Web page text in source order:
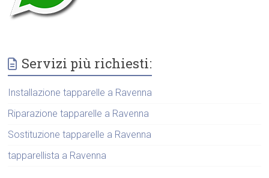
Servizi più richiesti:
Installazione tapparelle a Ravenna
Riparazione tapparelle a Ravenna
Sostituzione tapparelle a Ravenna
tapparellista a Ravenna